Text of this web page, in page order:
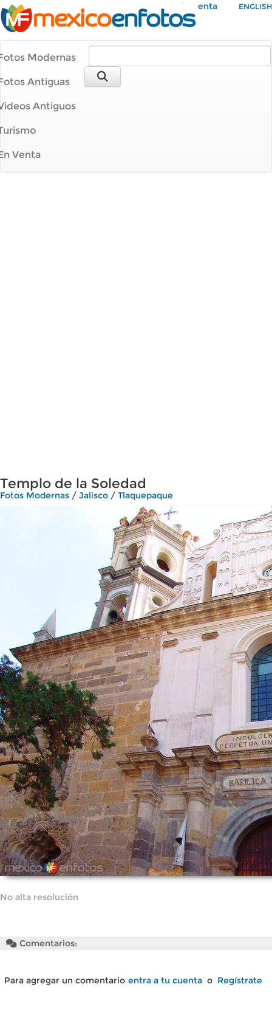
Mi Cuenta ENGLISH
Modernas
Antiguas
Antiguos
Venta
Templo de la Soledad
Fotos Modernas / Jalisco / Tlaquepaque
No alta resolución
Comentarios:
Para agregar un comentario entra a tu cuenta o Regístrate